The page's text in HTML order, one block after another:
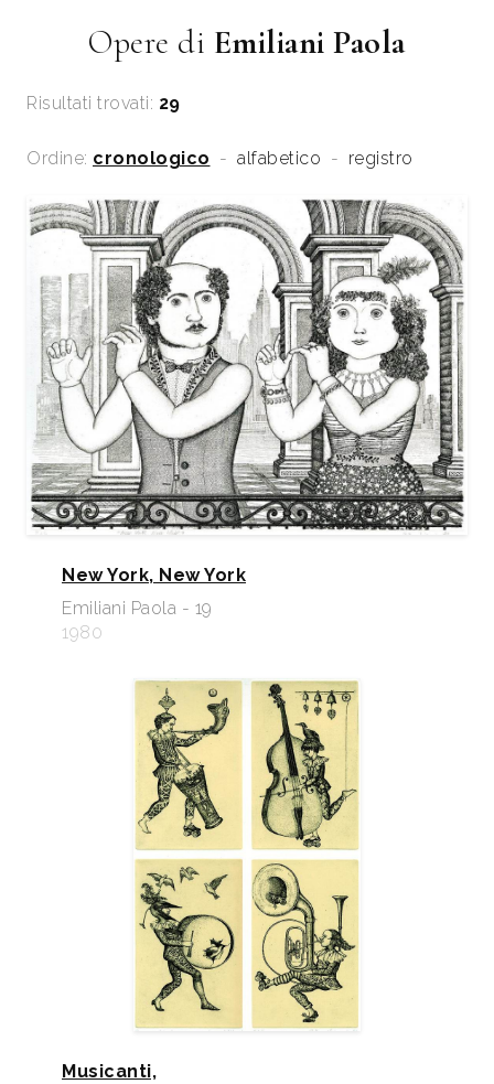
Opere di Emiliani Paola
Risultati trovati: 29
Ordine: cronologico - alfabetico - registro
New York, New York
Emiliani Paola - 19
1980
Musicanti,